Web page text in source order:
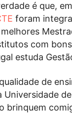
é que,
foram
com
estuda
de
Universidade
brinquem